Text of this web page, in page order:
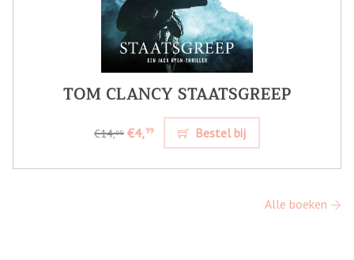
TOM CLANCY STAATSGREEP
€14,99 €4,99 Bestel bij
Alle boeken